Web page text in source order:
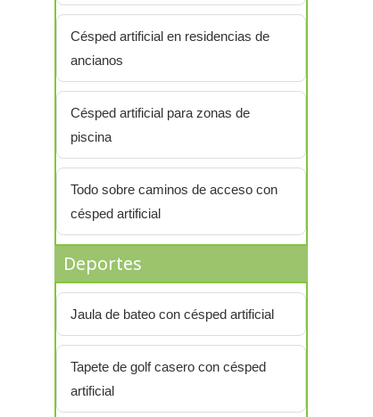
Césped artificial en residencias de
ancianos
Césped artificial para zonas de
piscina
Todo sobre caminos de acceso con
césped artificial
Deportes
Jaula de bateo con césped artificial
Tapete de golf casero con césped
artificial